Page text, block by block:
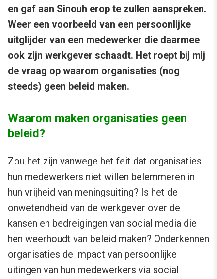
en gaf aan Sinouh erop te zullen aanspreken.
Weer een voorbeeld van een persoonlijke
uitglijder van een medewerker die daarmee
ook zijn werkgever schaadt. Het roept bij mij
de vraag op waarom organisaties (nog
steeds) geen beleid maken.
Waarom maken organisaties geen
beleid?
Zou het zijn vanwege het feit dat organisaties
hun medewerkers niet willen belemmeren in
hun vrijheid van meningsuiting? Is het de
onwetendheid van de werkgever over de
kansen en bedreigingen van social media die
hen weerhoudt van beleid maken? Onderkennen
organisaties de impact van persoonlijke
uitingen van hun medewerkers via social